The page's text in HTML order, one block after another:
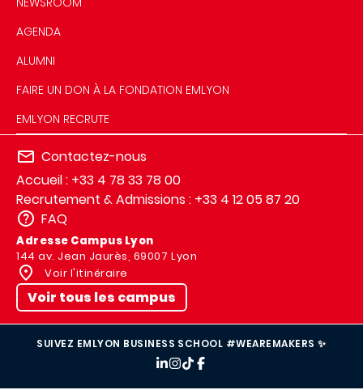
AGENDA
ALUMNI
FAIRE UN DON À LA FONDATION EMLYON
EMLYON RECRUTE
Contactez-nous
Accueil : +33 4 78 33 78 00
Recrutement & Admissions : +33 4 12 05 87 20
FAQ
Adresse Campus Lyon
144 av. Jean Jaurès, 69007 Lyon
Voir l'itinéraire
Voir tous les campus
SUIVEZ EMLYON BUSINESS SCHOOL #WEAREMAKERS ✨